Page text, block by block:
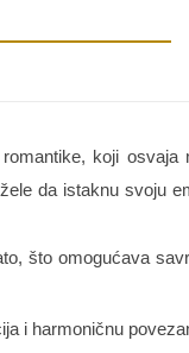
koji osvaja
da istaknu svoju
što omogućava
i harmoničnu